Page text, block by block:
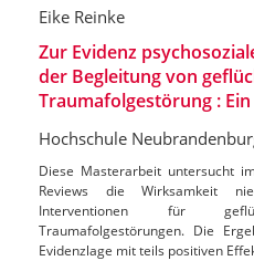
Eike Reinke
Zur Evidenz
der Begleitung von
Traumafolgestörung :
Hochschule
Diese Masterarbeit untersucht
Reviews die Wirksamkeit
Interventionen für
Traumafolgestörungen. Die
Evidenzlage mit teils positiven